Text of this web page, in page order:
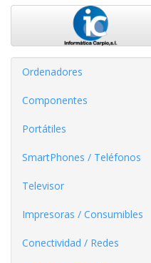
Ordenadores
Componentes
Portátiles
SmartPhones / Teléfonos
Televisor
Impresoras / Consumibles
Conectividad / Redes